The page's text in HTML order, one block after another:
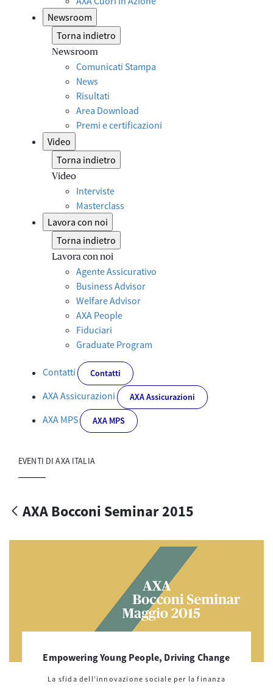
Newsroom
Torna indietro
Newsroom
Comunicati Stampa
News
Risultati
Area Download
Premi e certificazioni
Video
Torna indietro
Video
Interviste
Masterclass
Lavora con noi
Torna indietro
Lavora con noi
Agente Assicurativo
Business Advisor
Welfare Advisor
AXA People
Fiduciari
Graduate Program
Contatti Contatti
AXA Assicurazioni AXA Assicurazioni
AXA MPS AXA MPS
EVENTI DI AXA ITALIA
AXA Bocconi Seminar 2015
Empowering Young People, Driving Change
La sfida dell’innovazione sociale per la finanza